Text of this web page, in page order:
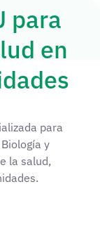
para
en
para
y
la salud,